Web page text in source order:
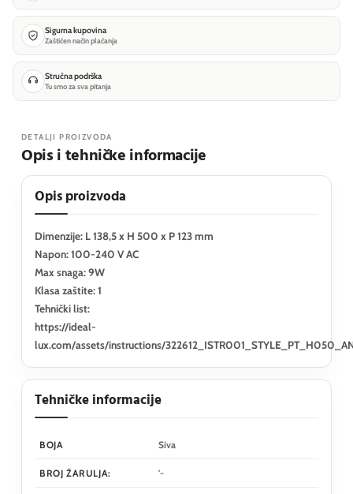
Sigurna kupovina
Zaštićen način plaćanja
Stručna podrška
Tu smo za sva pitanja
DETALJI PROIZVODA
Opis i tehničke informacije
Opis proizvoda
Dimenzije: L 138,5 x H 500 x P 123 mm
Napon: 100-240 V AC
Max snaga: 9W
Klasa zaštite: 1
Tehnički list:
https://ideal-
lux.com/assets/instructions/
Tehničke informacije
BOJA Siva
BROJ ŽARULJA: '-